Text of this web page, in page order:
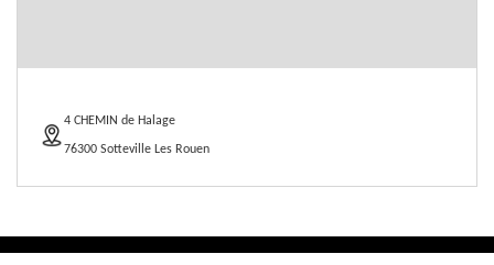
4 CHEMIN de Halage
76300 Sotteville Les Rouen